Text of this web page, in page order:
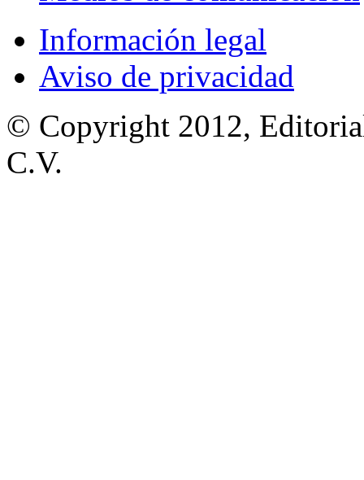
Información legal
Aviso de privacidad
© Copyright 2012,
C.V.